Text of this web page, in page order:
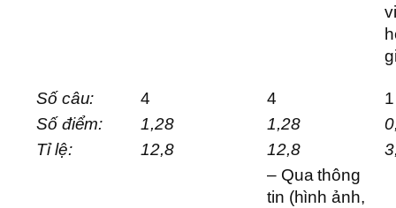
Số câu: 4 4
1
Số điểm:
1,28 1,28
Tỉ lệ:
12,8 12,8
– Qua thông
tin (hình ảnh,